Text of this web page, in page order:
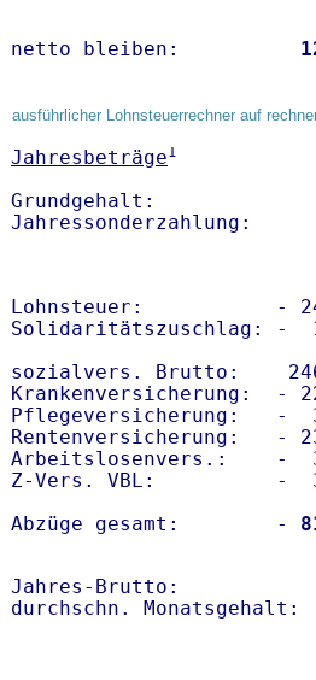
netto bleiben:
ausführlicher Lohnsteuerrechner auf
Jahresbeträge1
Grundgehalt:
Lohnsteuer:           -
Solidaritätszuschlag: -
sozialvers. Brutto:
Krankenversicherung:  -
Pflegeversicherung:   -
Rentenversicherung:   -
Arbeitslosenvers.:    -
Z-Vers. VBL:          -
Abzüge gesamt:        -
Jahres-